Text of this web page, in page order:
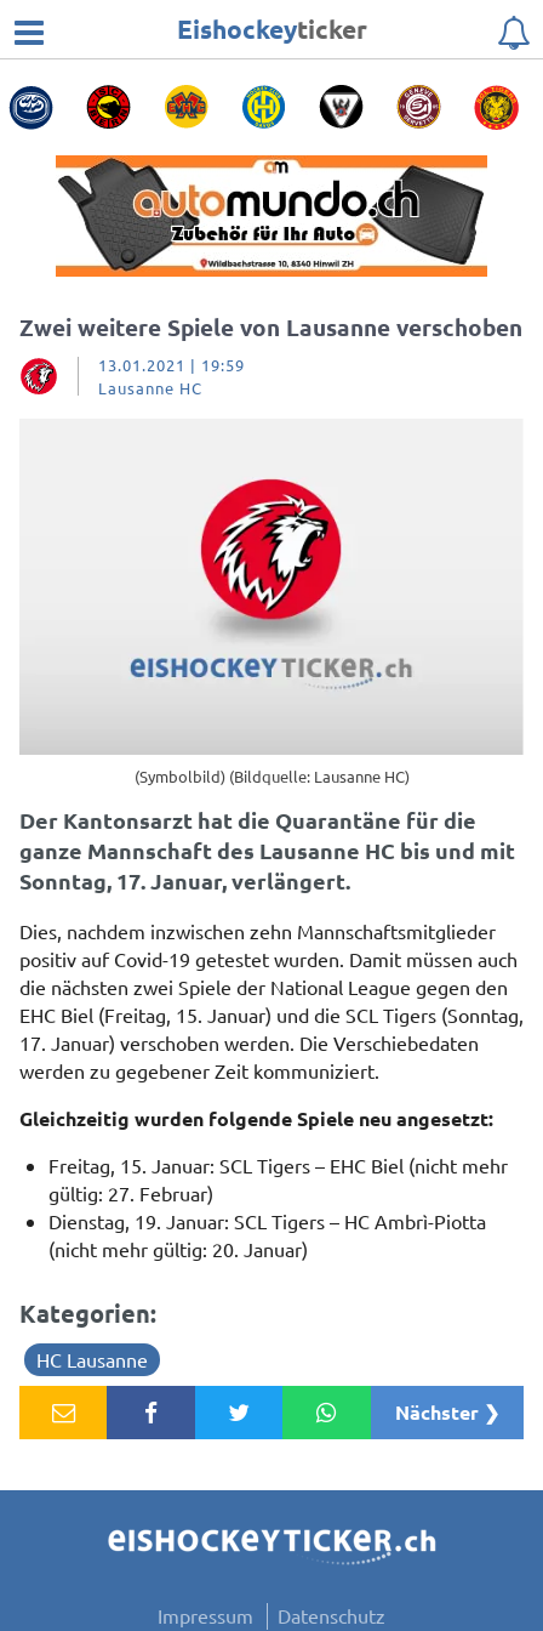
Eishockeyticker
Zwei weitere Spiele von Lausanne verschoben
13.01.2021 | 19:59
Lausanne HC
(Symbolbild) (Bildquelle: Lausanne HC)
Der Kantonsarzt hat die Quarantäne für die
ganze Mannschaft des Lausanne HC bis und mit
Sonntag, 17. Januar, verlängert.
Dies, nachdem inzwischen zehn Mannschaftsmitglieder
positiv auf Covid-19 getestet wurden. Damit müssen auch
die nächsten zwei Spiele der National League gegen den
EHC Biel (Freitag, 15. Januar) und die SCL Tigers (Sonntag,
17. Januar) verschoben werden. Die Verschiebedaten
werden zu gegebener Zeit kommuniziert.
Gleichzeitig wurden folgende Spiele neu angesetzt:
Freitag, 15. Januar: SCL Tigers – EHC Biel (nicht mehr
gültig: 27. Februar)
Dienstag, 19. Januar: SCL Tigers – HC Ambrì-Piotta
(nicht mehr gültig: 20. Januar)
Kategorien:
HC Lausanne
Nächster ❯
Impressum Datenschutz